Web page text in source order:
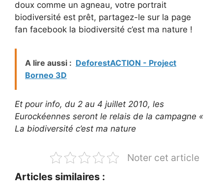
doux comme un agneau, votre portrait
biodiversité est prêt, partagez-le sur la page
fan facebook la biodiversité c’est ma nature !
A lire aussi : DeforestACTION - Project
Borneo 3D
Et pour info, du 2 au 4 juillet 2010, les
Eurockéennes seront le relais de la campagne «
La biodiversité c’est ma nature
Noter cet article
Articles similaires :